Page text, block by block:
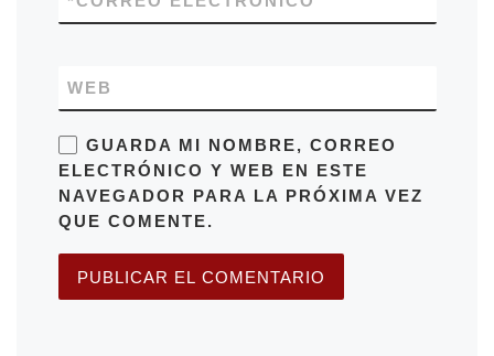
WEB
GUARDA MI NOMBRE, CORREO
ELECTRÓNICO Y WEB EN ESTE
NAVEGADOR PARA LA PRÓXIMA VEZ
QUE COMENTE.